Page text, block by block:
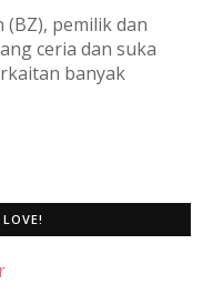
(BZ), pemilik dan
ceria dan suka
banyak